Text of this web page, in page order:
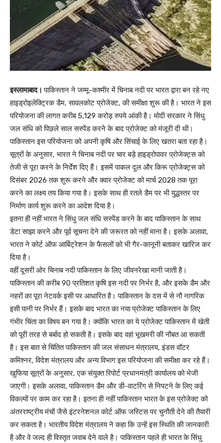
इस्लामाबाद।पाकिस्तान ने जम्मू-कश्मीर में चिनाब नदी पर भारत द्वारा बन रहे नए
हाइड्रोइलेक्ट्रिक डैम, सावलकोट प्रोजेक्ट, की समीक्षा शुरू की है। भारत ने इस
परियोजना की लागत करीब 5,129 करोड़ रुपये आंकी है। मोदी सरकार ने सिंधु
जल संधि को पिछले साल सस्पेंड करने के बाद प्रोजेक्ट को मंजूरी दी थी।
पाकिस्तान इस परियोजना को अपनी कृषि और सिंचाई के लिए खतरा बता रहा है।
सूत्रों के अनुसार, भारत ने चिनाब नदी पर चार बड़े हाइड्रोपावर प्रोजेक्ट्स को
तेजी से पूरा करने के निर्देश दिए हैं। इसमें पाकल दुल और किरू प्रोजेक्ट्स को
दिसंबर 2026 तक शुरू करने और क्वार प्रोजेक्ट को मार्च 2028 तक पूरा
करने का लक्ष्य तय किया गया है। इसके साथ ही रतले डैम पर भी युद्धस्तर पर
निर्माण कार्य शुरू करने का आदेश दिया है।
इतना ही नहीं भारत ने सिंधु जल संधि सस्पेंड करने के बाद पाकिस्तान के साथ
डेटा साझा करने और पूर्व सूचना देने की जरूरत को नहीं माना है। इसके अलावा,
भारत ने कोर्ट ऑफ आर्बिट्रेशन के फैसलों को भी गैर-कानूनी बताकर खारिज कर
दिया है।
वहीं दूसरी ओर चिनाब नदी पाकिस्तान के लिए जीवनरेखा मानी जाती है।
पाकिस्तान की करीब 90 प्रतिशत कृषि इस नदी पर निर्भर है, और इसके डैम और
नहरों का पूरा नेटवर्क इसी पर आधारित है। पाकिस्तान के दस में से नौ नागरिक
इसी पानी पर निर्भर हैं। इसके बाद भारत का नया प्रोजेक्ट पाकिस्तान के लिए
गंभीर चिंता का विषय बन गया है। क्योंकि भारत का ये प्रोजेक्ट पाकिस्तान में खेती
को पूरी तरह से बर्बाद हो सकती है। इसके बाद वहां भूखमरी की नौबत आ सकती
है। इस बात से चिंतित पाकिस्तान की जल संसाधन मंत्रालय, इंडस वॉटर
कमिश्नर, विदेश मंत्रालय और अन्य विभाग इस परियोजना की समीक्षा कर रहे हैं।
खुफिया सूत्रों के अनुसार, एक संयुक्त रिपोर्ट प्रधानमंत्री कार्यालय को भेजी
जाएगी। इसके अलावा, पाकिस्तान डैम और डी-वाटरिंग से निपटने के लिए कई
विकल्पों पर काम कर रहा है। इतना ही नहीं पाकिस्तान भारत के इस प्रोजेक्ट को
अंतरराष्ट्रीय मंचों जैसे इंटरनेशनल कोर्ट ऑफ जस्टिस पर चुनौती देने की तैयारी
कर सकता है। भारतीय विदेश मंत्रालय ने कहा कि उन्हें इस स्थिति की जानकारी
है और वे जल्द ही विस्तृत जवाब देने वाले है। पाकिस्तान पहले ही भारत के सिंधु